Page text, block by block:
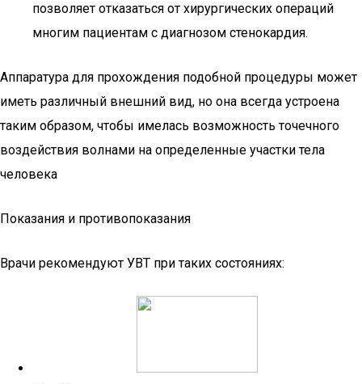
позволяет отказаться от хирургических операций
многим пациентам с диагнозом стенокардия.
Аппаратура для прохождения подобной процедуры может
иметь различный внешний вид, но она всегда устроена
таким образом, чтобы имелась возможность точечного
воздействия волнами на определенные участки тела
человека
Показания и противопоказания
Врачи рекомендуют УВТ при таких состояниях: